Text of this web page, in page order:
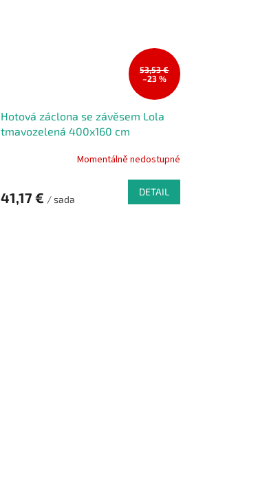
53,53 €
–23 %
Hotová záclona se závěsem Lola
tmavozelená 400x160 cm
Momentálně nedostupné
41,17 € / sada
DETAIL